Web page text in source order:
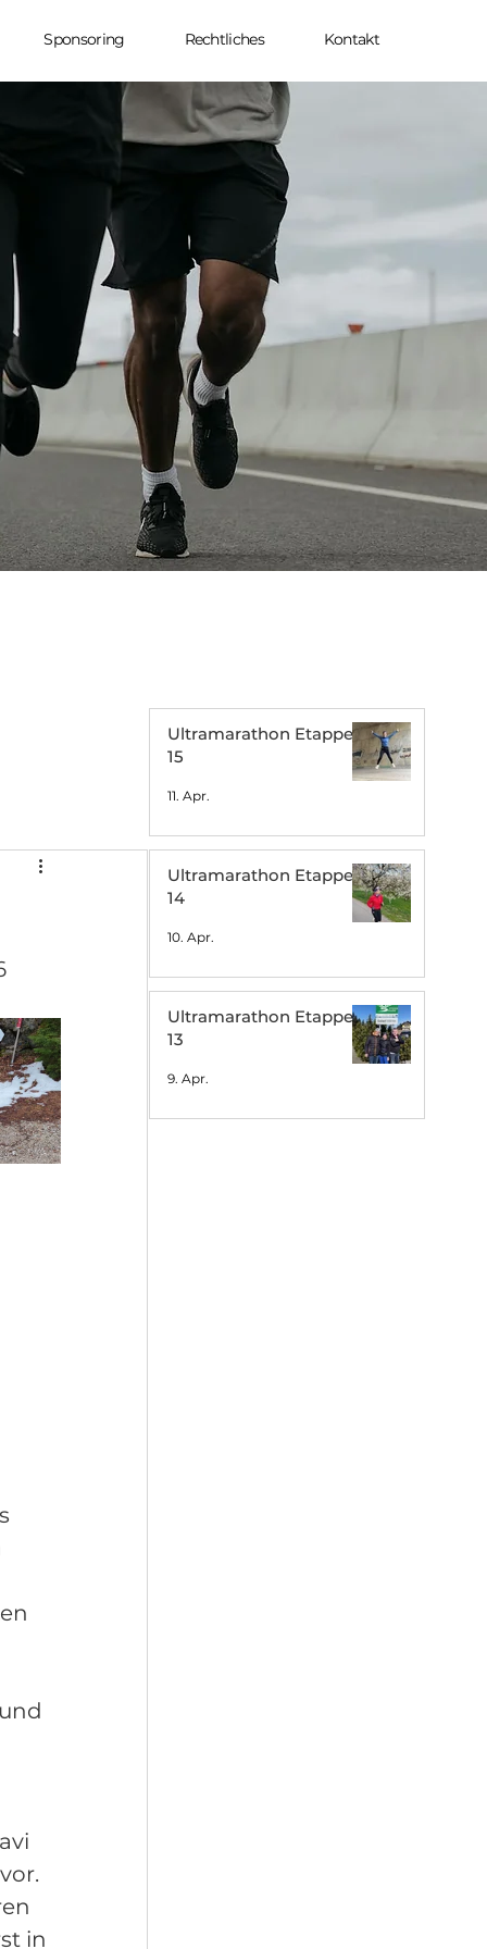
Sponsoring Rechtliches Kontakt
in
Ultramarathon Etappe
15
11. Apr.
Ultramarathon Etappe
14
10. Apr.
Ultramarathon Etappe
13
9. Apr.